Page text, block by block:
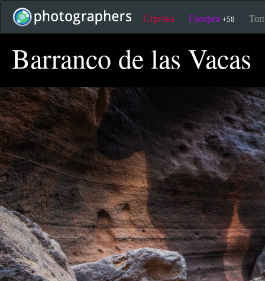
Стрічка Галерея +58
Barranco de las Vacas